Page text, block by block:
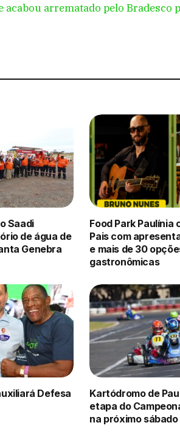
arrematado pelo Bradesco
Saadi
de água de
Genebra
Food Park Paulínia
Pais com
e mais de 30
gastronômicas
Defesa
Kartódromo de
etapa do
na próximo sábado